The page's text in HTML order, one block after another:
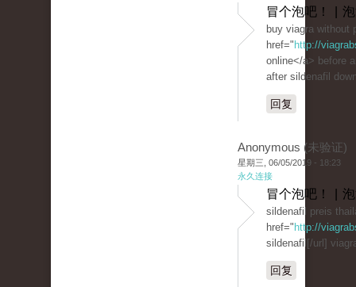
冒个泡吧！ |
buy viagra without
href=" http://
online</a> before
after sildenafil
回复
Anonymous (未验证)
星期三, 06/05/2019 - 18:23
永久连接
冒个泡吧！ |
sildenafil preis
href=" http://
sildenafil[/url]
回复